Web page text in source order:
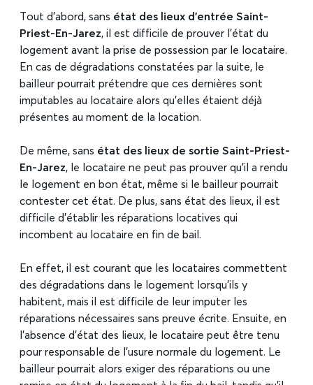
Tout d’abord, sans état des lieux d’entrée Saint-
Priest-En-Jarez, il est difficile de prouver l’état du
logement avant la prise de possession par le locataire.
En cas de dégradations constatées par la suite, le
bailleur pourrait prétendre que ces dernières sont
imputables au locataire alors qu’elles étaient déjà
présentes au moment de la location.
De même, sans état des lieux de sortie Saint-Priest-
En-Jarez, le locataire ne peut pas prouver qu’il a rendu
le logement en bon état, même si le bailleur pourrait
contester cet état. De plus, sans état des lieux, il est
difficile d’établir les réparations locatives qui
incombent au locataire en fin de bail.
En effet, il est courant que les locataires commettent
des dégradations dans le logement lorsqu’ils y
habitent, mais il est difficile de leur imputer les
réparations nécessaires sans preuve écrite. Ensuite, en
l’absence d’état des lieux, le locataire peut être tenu
pour responsable de l’usure normale du logement. Le
bailleur pourrait alors exiger des réparations ou une